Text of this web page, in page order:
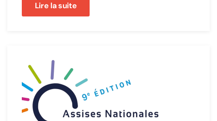
Lire la suite